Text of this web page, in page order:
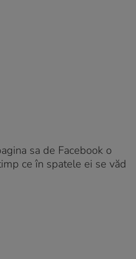
sa de Facebook o
ce în spatele ei se văd